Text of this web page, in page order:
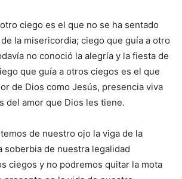
ciego es el que no se ha sentado
la misericordia; ciego que guía a otro
no conoció la alegría y la fiesta de
que guía a otros ciegos es el que
de Dios como Jesús, presencia viva
del amor que Dios les tiene.
de nuestro ojo la viga de la
soberbia de nuestra legalidad
ciegos y no podremos quitar la mota